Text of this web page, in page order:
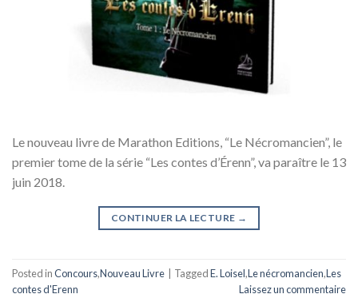
Le nouveau livre de Marathon Editions, “Le Nécromancien”, le
premier tome de la série “Les contes d’Érenn”, va paraître le 13
juin 2018.
CONTINUER LA LECTURE →
Posted inConcours,Nouveau Livre TaggedE. Loisel,Le nécromancien,Les
contes d'Erenn
Laissez un commentaire